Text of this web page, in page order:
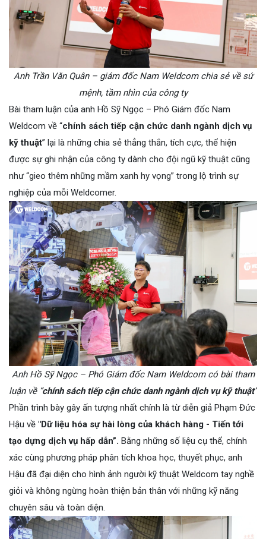
Anh Trần Văn Quân – giám đốc Nam Weldcom chia sẻ về sứ
mệnh, tầm nhìn của công ty
Bài tham luận của anh Hồ Sỹ Ngọc – Phó Giám đốc Nam
Weldcom về “chính sách tiếp cận chức danh ngành dịch vụ
kỹ thuật” lại là những chia sẻ thẳng thắn, tích cực, thể hiện
được sự ghi nhận của công ty dành cho đội ngũ kỹ thuật cũng
như “gieo thêm những mầm xanh hy vọng” trong lộ trình sự
nghiệp của mỗi Weldcomer.
Anh Hồ Sỹ Ngọc – Phó Giám đốc Nam Weldcom có bài tham
luận về “chính sách tiếp cận chức danh ngành dịch vụ kỹ thuật”
Phần trình bày gây ấn tượng nhất chính là từ diễn giả Phạm Đức
Hậu về "Dữ liệu hóa sự hài lòng của khách hàng - Tiến tới
tạo dựng dịch vụ hấp dẫn”. Bằng những số liệu cụ thể, chính
xác cùng phương pháp phân tích khoa học, thuyết phục, anh
Hậu đã đại diện cho hình ảnh người kỹ thuật Weldcom tay nghề
giỏi và không ngừng hoàn thiện bản thân với những kỹ năng
chuyên sâu và toàn diện.